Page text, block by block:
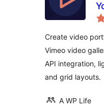
Create video
Vimeo video
API integration,
and grid layouts.
A WP Life